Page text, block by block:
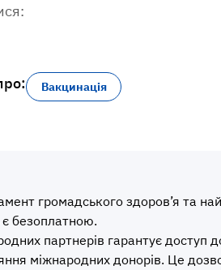
Вакцинація
громадського здоров’я та
безоплатною.
партнерів гарантує доступ
міжнародних донорів. Це